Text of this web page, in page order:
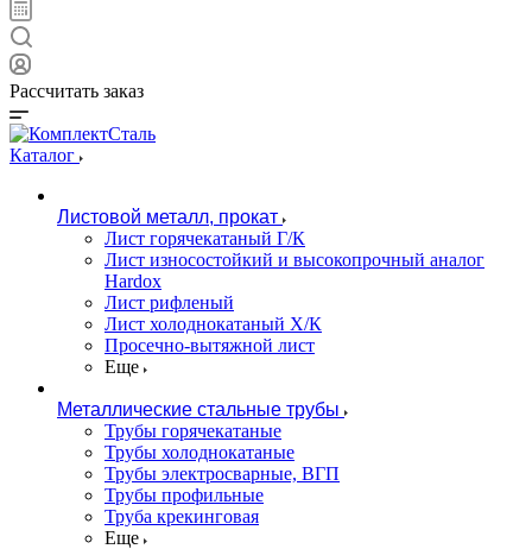
Рассчитать заказ
Каталог
Листовой металл, прокат
Лист горячекатаный Г/К
Лист износостойкий и высокопрочный аналог
Hardox
Лист рифленый
Лист холоднокатаный Х/К
Просечно-вытяжной лист
Еще
Металлические стальные трубы
Трубы горячекатаные
Трубы холоднокатаные
Трубы электросварные, ВГП
Трубы профильные
Труба крекинговая
Еще